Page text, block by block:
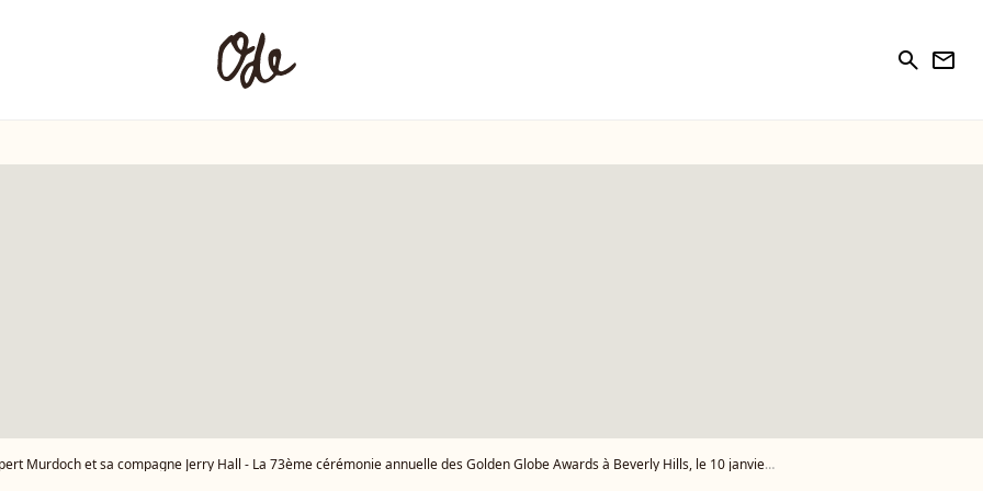
search newsletter
Murdoch et sa compagne Jerry Hall - La 73ème cérémonie annuelle des Golden Globe Awards à Beverly Hills, le 10 janvier 2016 - Photo